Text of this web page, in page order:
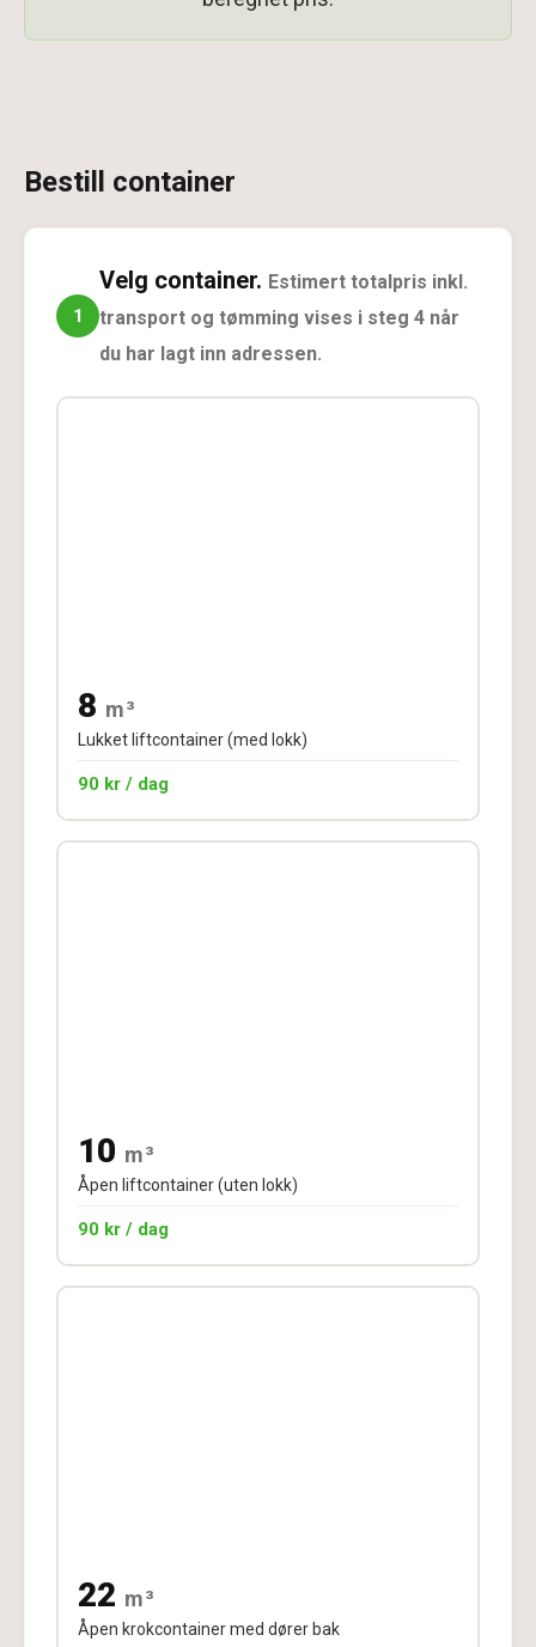
Bestill container
1
Velg container. Estimert totalpris inkl.
transport og tømming vises i steg 4 når
du har lagt inn adressen.
8 m³
Lukket liftcontainer (med lokk)
90 kr / dag
10 m³
Åpen liftcontainer (uten lokk)
90 kr / dag
22 m³
Åpen krokcontainer med dører bak